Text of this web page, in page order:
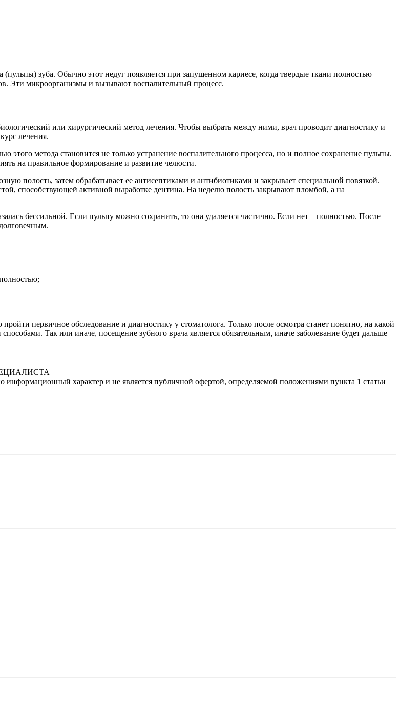
зуба. Обычно этот недуг появляется при запущенном кариесе, когда твердые ткани полностью
Эти микроорганизмы и вызывают воспалительный процесс.
или хирургический метод лечения. Чтобы выбрать между ними, врач проводит диагностику и
лечения.
этого метода становится не только устранение воспалительного процесса, но и полное сохранение пульпы.
на правильное формирование и развитие челюсти.
полость, затем обрабатывает ее антисептиками и антибиотиками и закрывает специальной повязкой.
способствующей активной выработке дентина. На неделю полость закрывают пломбой, а на
бессильной. Если пульпу можно сохранить, то она удаляется частично. Если нет – полностью. После
первичное обследование и диагностику у стоматолога. Только после осмотра станет понятно, на какой
Так или иначе, посещение зубного врача является обязательным, иначе заболевание будет дальше
характер и не является публичной офертой, определяемой положениями пункта 1 статьи